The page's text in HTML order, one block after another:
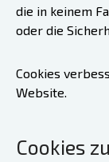
die in keinem
oder die
Cookies
Website.
Cookies